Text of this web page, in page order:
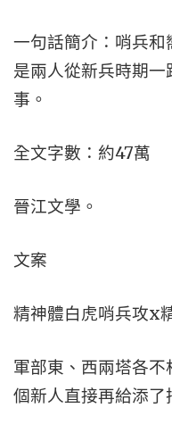
一句話簡介：哨兵
是兩人從新兵時期
事。
全文字數：約47萬
晉江文學。
文案
精神體白虎哨兵攻x
軍部東、西兩塔各
個新人直接再給添了